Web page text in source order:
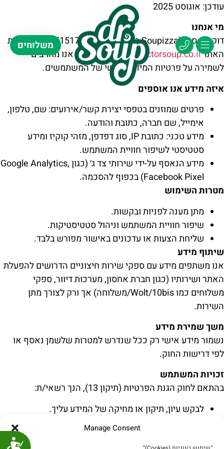
שִׂים
בְּאֲתָר
זֶה
מֻפְעֶלֶת
מַעֲרֶכֶת
נָגִישׁ
הַמְּסַיַּעַת
לִנְגִישׁוּת
הָאֲתָר.
Manage Consent
משלוחים
עודכן: ‎אוגוסט 2025
מי אנחנו
דוקטור סופ (Soupizza בע״מ, ח.פ. 515177954) מפעילה את
האתרwww.doctorsoup.co.il(“האתר”). אנו מחויבים
לשמירה על פרטיות המידע האישי של המשתמשים.
איזה מידע אנו אוספים
פרטים שמוזנים בטפסי יצירת קשר/אירועים: שם, טלפון,
אימייל, שם חברה, כתובת והודעה.
מידע טכני: כתובת IP, סוג דפדפן, מזהי קוקיז ומידע
סטטיסטי לשיפור חוויית המשתמש.
מידע הנאסף על-ידי שירותי צד ג׳ (כגון Google Analytics,
Facebook Pixel) בכפוף להסכמה.
מטרות השימוש
מתן מענה לפניות ובקשות.
שיפור חוויית המשתמש וניהול סטטיסטיקות.
שליחת הצעות או עדכונים באישור מפורש בלבד.
שיתוף מידע
אנו משתפים מידע עם ספקי שירות חיצוניים הדרושים להפעלת
האתר ושירותיו (כגון חברת אחסון, מערכות דיוור, ספקי
משלוחים כמו Wolt/10bis/משלוחה) אך ורק לצורך מתן
השירות.
משך שמירת מידע
נשמור מידע אישי רק ככל שנדרש למטרות שלשמן נאסף או
לפי דרישות החוק.
זכויות המשתמש
בהתאם לחוק הגנת הפרטיות (תיקון 13), הנך רשאי/ת:
לבקש עיון, תיקון או מחיקה של המידע עליך.
לבטל הסכמה לעיבוד מידע לא הכרחי.